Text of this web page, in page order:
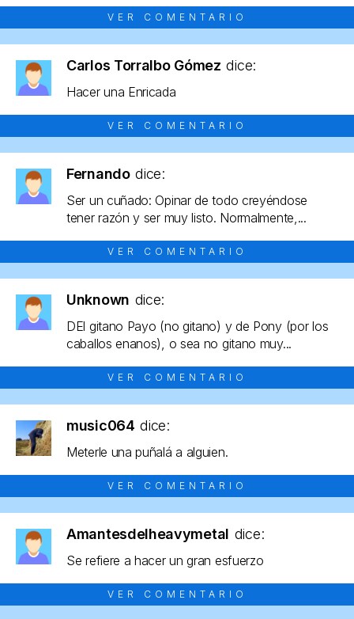
VER COMENTARIO
Carlos Torralbo Gómez dice:
Hacer una Enricada
VER COMENTARIO
Fernando dice:
Ser un cuñado: Opinar de todo creyéndose
tener razón y ser muy listo. Normalmente,...
VER COMENTARIO
Unknown dice:
DEl gitano Payo (no gitano) y de Pony (por los
caballos enanos), o sea no gitano muy...
VER COMENTARIO
music064 dice:
Meterle una puñalá a alguien.
VER COMENTARIO
Amantesdelheavymetal dice:
Se refiere a hacer un gran esfuerzo
VER COMENTARIO